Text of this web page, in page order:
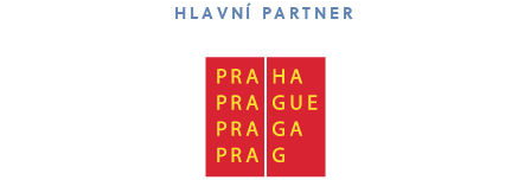
HLAVNÍ PARTNER